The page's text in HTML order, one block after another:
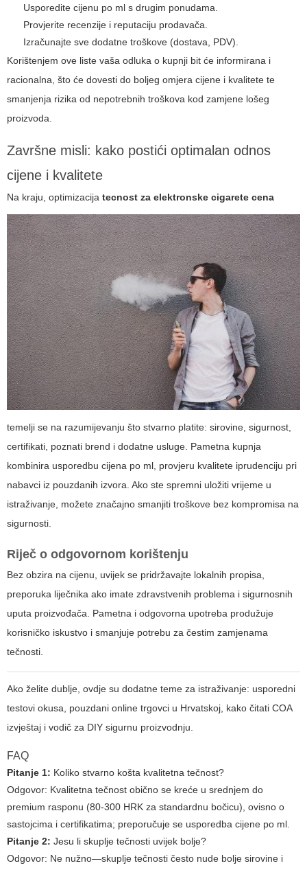
Usporedite cijenu po ml s drugim ponudama.
Provjerite recenzije i reputaciju prodavača.
Izračunajte sve dodatne troškove (dostava, PDV).
Korištenjem ove liste vaša odluka o kupnji bit će informirana i
racionalna, što će dovesti do boljeg omjera cijene i kvalitete te
smanjenja rizika od nepotrebnih troškova kod zamjene lošeg
proizvoda.
Završne misli: kako postići optimalan odnos
cijene i kvalitete
Na kraju, optimizacija tecnost za elektronske cigarete cena
temelji se na razumijevanju što stvarno platite: sirovine, sigurnost,
certifikati, poznati brend i dodatne usluge. Pametna kupnja
kombinira usporedbu cijena po ml, provjeru kvalitete iprudenciju pri
nabavci iz pouzdanih izvora. Ako ste spremni uložiti vrijeme u
istraživanje, možete značajno smanjiti troškove bez kompromisa na
sigurnosti.
Riječ o odgovornom korištenju
Bez obzira na cijenu, uvijek se pridržavajte lokalnih propisa,
preporuka liječnika ako imate zdravstvenih problema i sigurnosnih
uputa proizvođača. Pametna i odgovorna upotreba produžuje
korisničko iskustvo i smanjuje potrebu za čestim zamjenama
tečnosti.
Ako želite dublje, ovdje su dodatne teme za istraživanje: usporedni
testovi okusa, pouzdani online trgovci u Hrvatskoj, kako čitati COA
izvještaj i vodič za DIY sigurnu proizvodnju.
FAQ
Pitanje 1: Koliko stvarno košta kvalitetna tečnost?
Odgovor: Kvalitetna tečnost obično se kreće u srednjem do
premium rasponu (80-300 HRK za standardnu bočicu), ovisno o
sastojcima i certifikatima; preporučuje se usporedba cijene po ml.
Pitanje 2: Jesu li skuplje tečnosti uvijek bolje?
Odgovor: Ne nužno—skuplje tečnosti često nude bolje sirovine i